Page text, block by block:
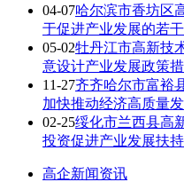
04-07哈尔滨市香坊区
于促进产业发展的若
05-02牡丹江市高新技
意设计产业发展政策
11-27齐齐哈尔市富裕
加快推动经济高质量
02-25绥化市兰西县高
投资促进产业发展扶持
高企新闻资讯